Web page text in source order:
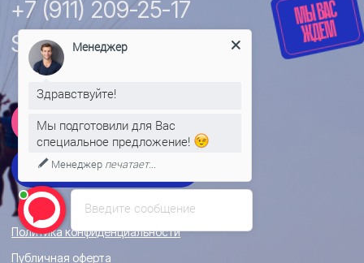
Введите сообщение
Менеджер
Здравствуйте!
Мы подготовили для Вас
специальное предложение!
Менеджер печатает...